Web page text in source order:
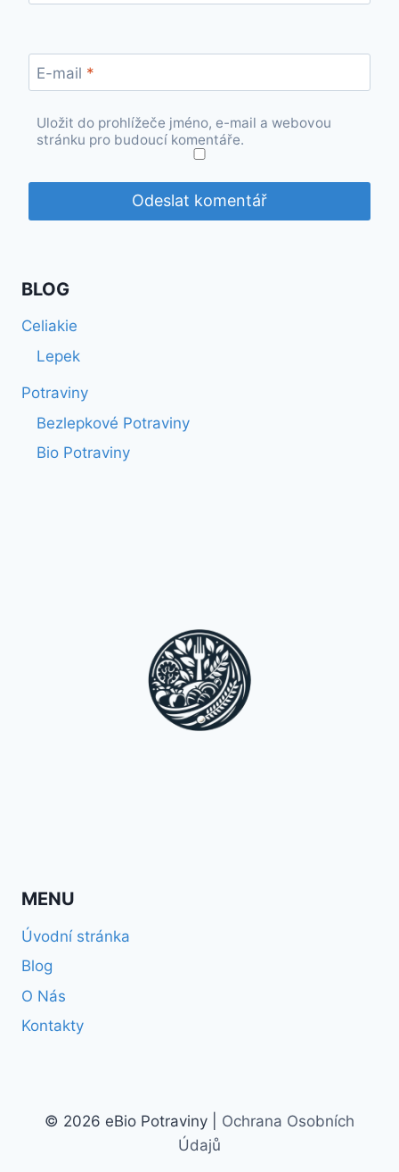
E-mail *
Uložit do prohlížeče jméno, e-mail a webovou
stránku pro budoucí komentáře.
BLOG
Celiakie
Lepek
Potraviny
Bezlepkové Potraviny
Bio Potraviny
MENU
Úvodní stránka
Blog
O Nás
Kontakty
© 2026 eBio Potraviny | Ochrana Osobních
Údajů